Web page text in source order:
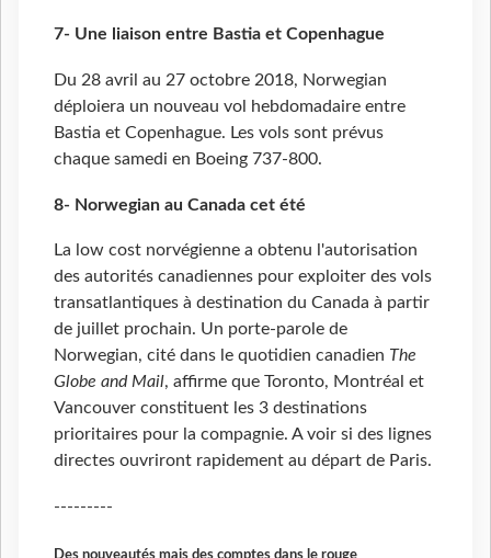
7- Une liaison entre Bastia et Copenhague
Du 28 avril au 27 octobre 2018, Norwegian
déploiera un nouveau vol hebdomadaire entre
Bastia et Copenhague. Les vols sont prévus
chaque samedi en Boeing 737-800.
8- Norwegian au Canada cet été
La low cost norvégienne a obtenu l'autorisation
des autorités canadiennes pour exploiter des vols
transatlantiques à destination du Canada à partir
de juillet prochain. Un porte-parole de
Norwegian, cité dans le quotidien canadien The
Globe and Mail, affirme que Toronto, Montréal et
Vancouver constituent les 3 destinations
prioritaires pour la compagnie. A voir si des lignes
directes ouvriront rapidement au départ de Paris.
---------
Des nouveautés mais des comptes dans le rouge